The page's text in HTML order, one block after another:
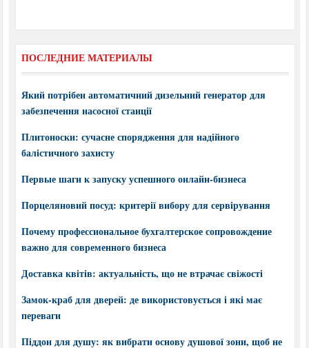
ПОСЛЕДНИЕ МАТЕРИАЛЫ
Який потрібен автоматичний дизельний генератор для
забезпечення насосної станції
Плитоноски: сучасне спорядження для надійного
балістичного захисту
Первые шаги к запуску успешного онлайн-бизнеса
Порцеляновий посуд: критерії вибору для сервірування
Почему профессиональное бухгалтерское сопровождение
важно для современного бизнеса
Доставка квітів: актуальність, що не втрачає свіжості
Замок-краб для дверей: де використовується і які має
переваги
Піддон для душу: як вибрати основу душової зони, щоб не